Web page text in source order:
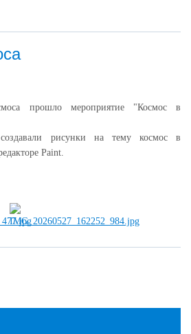
прошло мероприятие "Космос в
рисунки на тему космос в
Paint.